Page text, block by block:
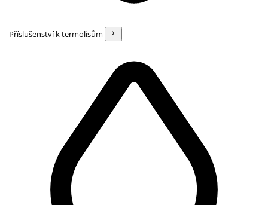
Příslušenství k termolisům